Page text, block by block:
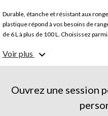
Durable, étanche et résistant aux
plastique répond à vos besoins de
de 6 L à plus de 100 L. Choisissez parmi...
L'étiquetage des boîtes et des bacs de
etun marqueurest le moyen le plus
Comment empêcher l'humidité de
Voir plus
Ouvrez une session